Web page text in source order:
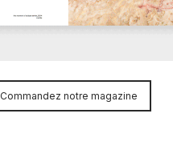
Commandez notre magazine